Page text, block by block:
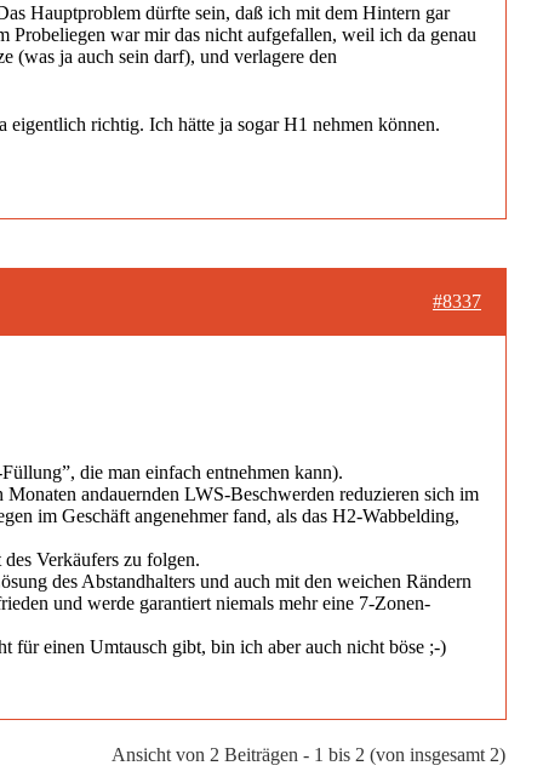
Hauptproblem dürfte sein, daß ich mit dem Hintern gar
Probeliegen war mir das nicht aufgefallen, weil ich da genau
(was ja auch sein darf), und verlagere den
richtig. Ich hätte ja sogar H1 nehmen können.
#8337
die man einfach entnehmen kann).
andauernden LWS-Beschwerden reduzieren sich im
im Geschäft angenehmer fand, als das H2-Wabbelding,
Verkäufers zu folgen.
des Abstandhalters und auch mit den weichen Rändern
und werde garantiert niemals mehr eine 7-Zonen-
für einen Umtausch gibt, bin ich aber auch nicht böse ;-)
Ansicht von 2 Beiträgen - 1 bis 2 (von insgesamt 2)